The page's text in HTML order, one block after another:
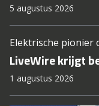
5 augustus 2026
Elektrische pionier
LiveWire krijgt
1 augustus 2026